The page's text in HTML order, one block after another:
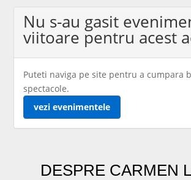
Nu s-au gasit
viitoare pentru acest
Puteti naviga pe site pentru a cumpara
spectacole.
vezi evenimentele
DESPRE CARMEN